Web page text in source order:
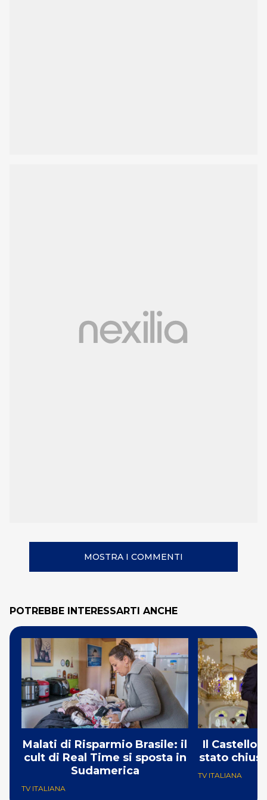
MOSTRA I COMMENTI
POTREBBE INTERESSARTI ANCHE
Malati di Risparmio Brasile: il
cult di Real Time si sposta in
Sudamerica
TV ITALIANA
Il Castello
stato
TV ITALIANA